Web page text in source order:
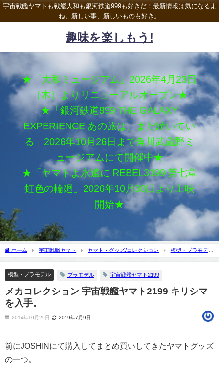
宇宙戦艦ヤマトも戦艦大和も銀河鉄道999も好きだ！最新情報は気になるよ
ね。新しい事、新しいものも好き。
趣味を楽しもう!
★「大和ミュージアム」2026年4月23日
（木）よりリニューアルオープン★
★「銀河鉄道999 THE GALAXY
EXPERIENCE あの旅は、まだ続いてい
る」2026年10月26日まで角川武蔵野ミ
ュージアムにて開催中★
★「ヤマトよ永遠に REBEL3199 第七章
虹色の輪廻」2026年10月30日より上映
開始★
ホーム 宇宙戦艦ヤマト ヤマト・グッズ/コレクション
模型・プラモデ
模型・プラモデル プラモデル 宇宙戦艦ヤマト2199
メカコレクション 宇宙戦艦ヤマト2199 キリシマ
を入手。
2014年10月29日 2019年7月9日
前にJOSHINにて購入してまとめ買いしてきたヤマトグッズ
の一つ。